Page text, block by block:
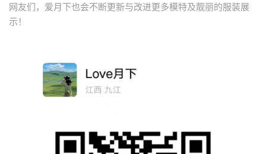
网友们，爱月下也会不断更新与改进更多模特及靓丽的服装展
示！